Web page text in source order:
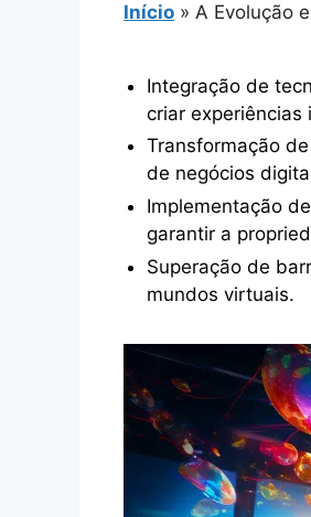
Início » A Evolução
Integração de
criar experiências
Transformação
de negócios
Implementação
garantir a
Superação de
mundos virtuais.